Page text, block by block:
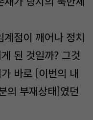
점이 깨어나 정치
된 것일까? 그것
바로 [이번의 내
의 부재상태]였던